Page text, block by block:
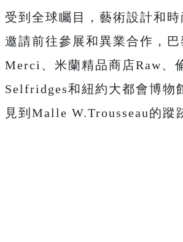
受到全球矚目，藝術設計和
邀請前往參展和異業合作，
Merci、米蘭精品商店Raw、
Selfridges和紐約大都會博物
見到Malle W.Trousseau的蹤